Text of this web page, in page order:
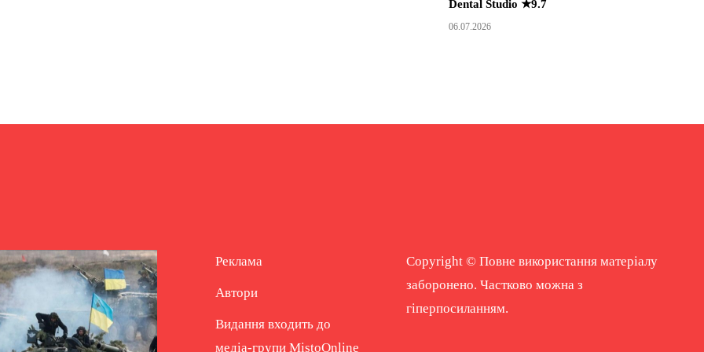
Dental Studio ★9.7
06.07.2026
Реклама
Автори
Видання входить до
медіа-групи MistoOnline
Copyright © Повне використання матеріалу
заборонено. Частково можна з
гіперпосиланням.